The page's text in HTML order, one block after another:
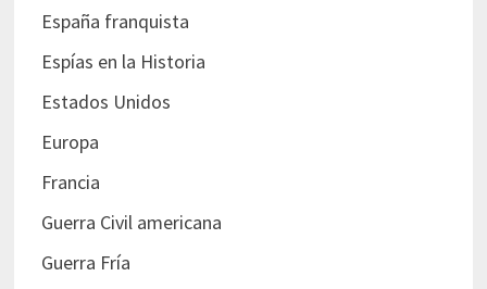
España franquista
Espías en la Historia
Estados Unidos
Europa
Francia
Guerra Civil americana
Guerra Fría